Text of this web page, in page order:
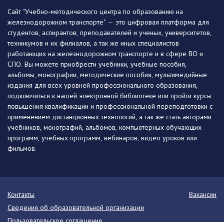
Сайт "Учебно-методического центра по образованию на
железнодорожном транспорте" — это цифровая платформа для
студентов, аспирантов, преподавателей и ученых, университетов,
техникумов и их филиалов, а так же иных специалистов
работающих на железнодорожном транспорте и в сфере ВО и
СПО. Вы можете приобрести учебники, учебные пособия,
альбомы, монографии, методические пособия, мультимедийные
издания для всех уровней профессионального образования,
подключиться к нашей электронной библиотеке или пройти курсы
повышения квалификации и профессиональной переподготовки с
применением дистанционных технологий, а так же стать авторами
учебников, монографий, альбомов, компьютерных обучающих
программ, учебных программ, вебинаров, видео уроков или
фильмов.
Контакты
Вакансии
Сведения об образовательной организации